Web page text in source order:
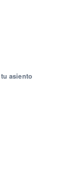
asiento